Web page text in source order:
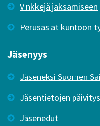
Vinkkejä jaksamiseen
Perusasiat kuntoon
Jäsenyys
Jäseneksi Suomen
Jäsentietojen päivitys
Jäsenedut